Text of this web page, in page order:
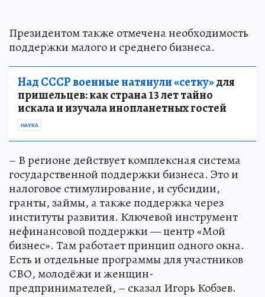
Президентом также отмечена необходимость
поддержки малого и среднего бизнеса.
Над СССР военные натянули «сетку»для
пришельцев: как страна 13 лет тайно
искала и изучала инопланетных гостей
НАУКА
– В регионе действует комплексная система
государственной поддержки бизнеса. Это и
налоговое стимулирование, и субсидии,
гранты, займы, а также поддержка через
институты развития. Ключевой инструмент
нефинансовой поддержки — центр «Мой
бизнес». Там работает принцип одного окна.
Есть и отдельные программы для участников
СВО, молодёжи и женщин-
предпринимателей, – сказал Игорь Кобзев.